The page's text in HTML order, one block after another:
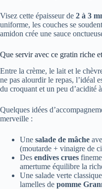
Visez cette épaisseur de 2 à 3
uniforme, les couches se
amidon crée une sauce
Que servir avec ce gratin riche
Entre la crème, le lait et le
ne pas alourdir le repas, l’idéal
du croquant et un peu d’acidité
Quelques idées
merveille :
Une salade de mâche
(moutarde + vinaigre de
Des endives crues
amertume équilibre la
Une salade verte
lamelles de pomme